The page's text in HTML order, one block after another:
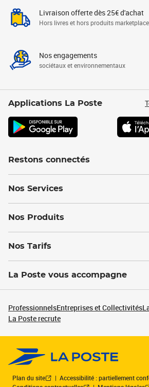
Livraison offerte dès 25€ d'achat
Hors livres et hors produits marketplace
Nos engagements
sociétaux et environnementaux
Applications La Poste
Restons connectés
Nos Services
Nos Produits
Nos Tarifs
La Poste vous accompagne
ProfessionnelsEntreprises et Collectivités
La Poste recrute
Plan du site
Accessibilité : partiellement